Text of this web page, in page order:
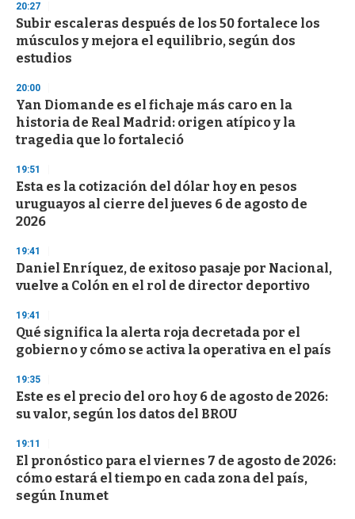
d
s
o
f
3
s
e
c
o
n
s
20:27
Subir escaleras después de los 50 fortalece los
músculos y mejora el equilibrio, según dos
estudios
20:00
Yan Diomande es el fichaje más caro en la
historia de Real Madrid: origen atípico y la
tragedia que lo fortaleció
19:51
Esta es la cotización del dólar hoy en pesos
uruguayos al cierre del jueves 6 de agosto de
2026
19:41
Daniel Enríquez, de exitoso pasaje por Nacional,
vuelve a Colón en el rol de director deportivo
19:41
Qué significa la alerta roja decretada por el
gobierno y cómo se activa la operativa en el país
19:35
Este es el precio del oro hoy 6 de agosto de 2026:
su valor, según los datos del BROU
19:11
El pronóstico para el viernes 7 de agosto de 2026:
cómo estará el tiempo en cada zona del país,
según Inumet